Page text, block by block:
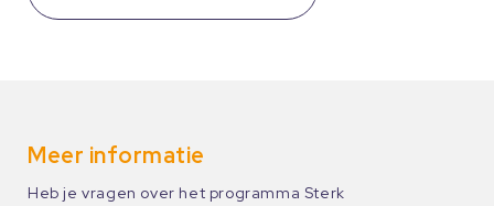
Meer informatie
Heb je vragen over het programma Sterk